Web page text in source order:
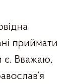
приймати
є. Вважаю,